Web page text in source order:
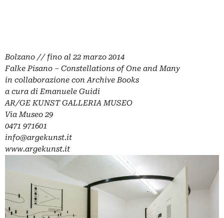
Bolzano // fino al 22 marzo 2014
Falke Pisano – Constellations of One and Many
in collaborazione con Archive Books
a cura di Emanuele Guidi
AR/GE KUNST GALLERIA MUSEO
Via Museo 29
0471 971601
info@argekunst.it
www.argekunst.it